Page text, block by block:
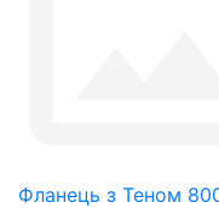
Фланець з Теном